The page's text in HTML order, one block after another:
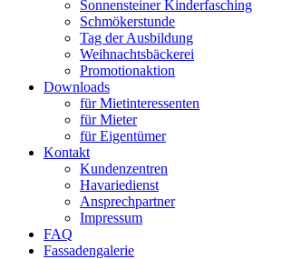
Sonnensteiner Kinderfasching
Schmökerstunde
Tag der Ausbildung
Weihnachtsbäckerei
Promotionaktion
Downloads
für Mietinteressenten
für Mieter
für Eigentümer
Kontakt
Kundenzentren
Havariedienst
Ansprechpartner
Impressum
FAQ
Fassadengalerie